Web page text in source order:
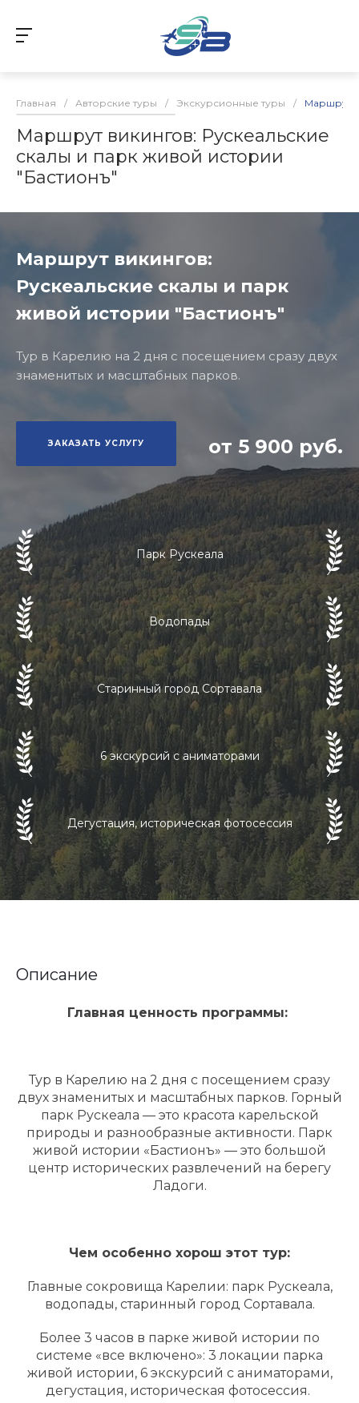
Главная / Авторские туры / Экскурсионные туры / Маршрут
Маршрут викингов: Рускеальские
скалы и парк живой истории
"Бастионъ"
Маршрут викингов:
Рускеальские скалы и парк
живой истории "Бастионъ"
Тур в Карелию на 2 дня с посещением сразу двух
знаменитых и масштабных парков.
ЗАКАЗАТЬ УСЛУГУ от 5 900 руб.
Парк Рускеала
Водопады
Старинный город Сортавала
6 экскурсий с аниматорами
Дегустация, историческая фотосессия
Описание
Главная ценность программы:
Тур в Карелию на 2 дня с посещением сразу
двух знаменитых и масштабных парков. Горный
парк Рускеала — это красота карельской
природы и разнообразные активности. Парк
живой истории «Бастионъ» — это большой
центр исторических развлечений на берегу
Ладоги.
Чем особенно хорош этот тур:
Главные сокровища Карелии: парк Рускеала,
водопады, старинный город Сортавала.
Более 3 часов в парке живой истории по
системе «все включено»: 3 локации парка
живой истории, 6 экскурсий с аниматорами,
дегустация, историческая фотосессия.